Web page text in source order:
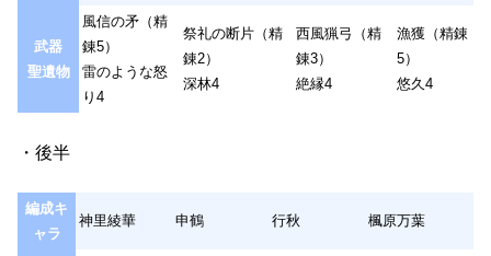
武器
聖遺物
風信の矛（精
錬5）
雷のような怒
り4
祭礼の断片（精
錬2）
深林4
西風猟弓（精
錬3）
絶縁4
漁獲（精錬
5）
悠久4
・後半
編成キ
ャラ
神里綾華 申鶴 行秋 楓原万葉